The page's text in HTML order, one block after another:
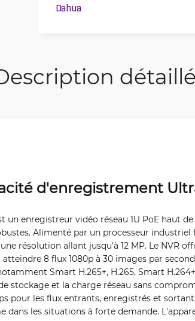
Dahua
d'enregistrement
un enregistreur vidéo réseau 1U PoE haut
Alimenté par un processeur
résolution allant jusqu'à 12 MP. Le NVR
8 flux 1080p à 30 images par
Smart H.265+, H.265, Smart
stockage et la charge réseau sans
pour les flux entrants, enregistrés et
dans les situations à forte demande.